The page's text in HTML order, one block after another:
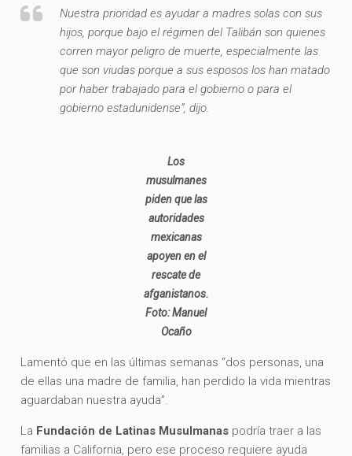
Nuestra prioridad es ayudar a madres solas con sus
hijos, porque bajo el régimen del Talibán son quienes
corren mayor peligro de muerte, especialmente las
que son viudas porque a sus esposos los han matado
por haber trabajado para el gobierno o para el
gobierno estadunidense”, dijo.
Los
musulmanes
piden que las
autoridades
mexicanas
apoyen en el
rescate de
afganistanos.
Foto: Manuel
Ocaño
Lamentó que en las últimas semanas “dos personas, una
de ellas una madre de familia, han perdido la vida mientras
aguardaban nuestra ayuda”.
La Fundación de Latinas Musulmanas podría traer a las
familias a California, pero ese proceso requiere ayuda